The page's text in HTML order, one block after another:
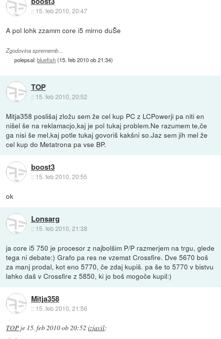
:: 15. feb 2010, 20:47
A pol lohk zzamm core i5 mirno duŠe
Zgodovina sprememb…
polepsal:bluefish(15. feb 2010 ob 21:34)
TOP
:: 15. feb 2010, 20:52
Mitja358 poslišaj zložu sem že cel kup PC z LCPowerji pa niti en
nišel še na reklamacjo,kaj je pol tukaj problem.Ne razumem te,če
ga nisi še mel,kaj potle tukaj govoriš kakšni so.Jaz sem jih mel že
cel kup do Metatrona pa vse BP.
boost3
:: 15. feb 2010, 20:55
ok
Lonsarg
:: 15. feb 2010, 21:38
ja core i5 750 je procesor z najbolšim P/P razmerjem na trgu, glede
tega ni debate:) Grafo pa res ne vzemat Crossfire. Dve 5670 boš
za manj prodal, kot eno 5770, če zdaj kupiš. pa še to 5770 v bistvu
lahko daš v Crossfire z 5850, ki jo boš mogoče kupil:)
Mitja358
:: 15. feb 2010, 21:56
TOP je 15. feb 2010 ob 20:52 izjavil: